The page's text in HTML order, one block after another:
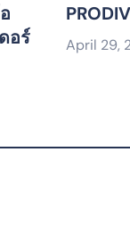
อร์
April 29,